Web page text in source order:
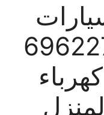
/ 69622745